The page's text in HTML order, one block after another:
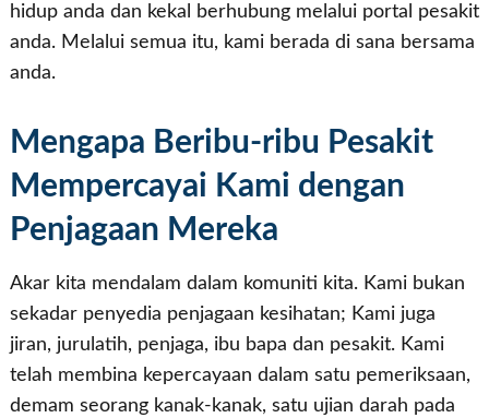
hidup anda dan kekal berhubung melalui portal pesakit
anda. Melalui semua itu, kami berada di sana bersama
anda.
Mengapa Beribu-ribu Pesakit
Mempercayai Kami dengan
Penjagaan Mereka
Akar kita mendalam dalam komuniti kita. Kami bukan
sekadar penyedia penjagaan kesihatan; Kami juga
jiran, jurulatih, penjaga, ibu bapa dan pesakit. Kami
telah membina kepercayaan dalam satu pemeriksaan,
demam seorang kanak-kanak, satu ujian darah pada